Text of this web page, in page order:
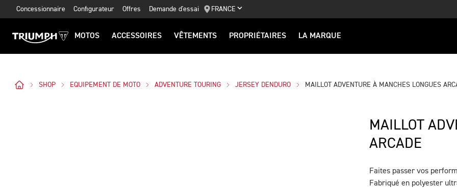
Concessionnaire Configurateur Offres Demande d'essai FRANCE
MOTOS ACCESSOIRES VÊTEMENTS PROPRIÉTAIRES LA MARQUE
SHOP EQUIPEMENT DE MOTO ADVENTURE TOURING JERSEY DENDURO MAILLOT ADVENTURE À MANCHES LONGUES
MAILLOT
ARCADE
DESCRIPTION
Faites passer vos
Fabriqué en polyester